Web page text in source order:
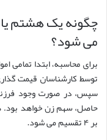
چگونه یک هشتم
می شود؟
برای محاسبه، ابتدا تمامی
توسط کارشناسان قیمت
حاصل، سهم زن خواهد
بر ۴ تقسیم می شود.